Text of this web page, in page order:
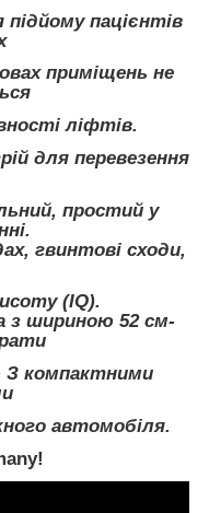
пацієнтів
приміщень не
ліфтів.
для перевезення
, простий у
.
, гвинтові сходи,
(IQ).
з шириною 52 см-
З компактними
автомобіля.